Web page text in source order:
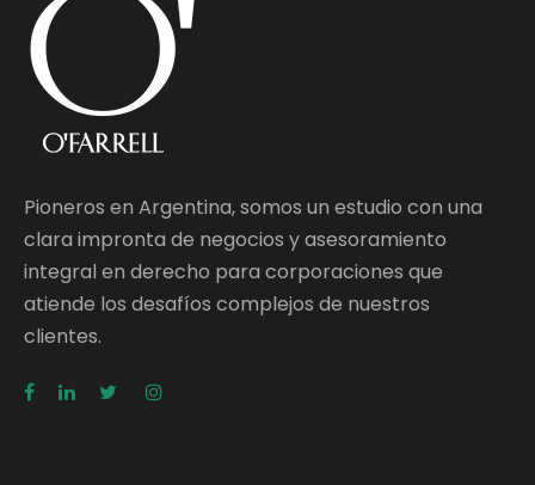
Pioneros en Argentina, somos un estudio con una
clara impronta de negocios y asesoramiento
integral en derecho para corporaciones que
atiende los desafíos complejos de nuestros
clientes.